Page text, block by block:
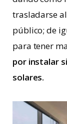
trasladarse
público; de
para tener
por instalar
solares.